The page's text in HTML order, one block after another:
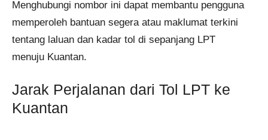
Menghubungi nombor ini dapat membantu pengguna
memperoleh bantuan segera atau maklumat terkini
tentang laluan dan kadar tol di sepanjang LPT
menuju Kuantan.
Jarak Perjalanan dari Tol LPT ke
Kuantan